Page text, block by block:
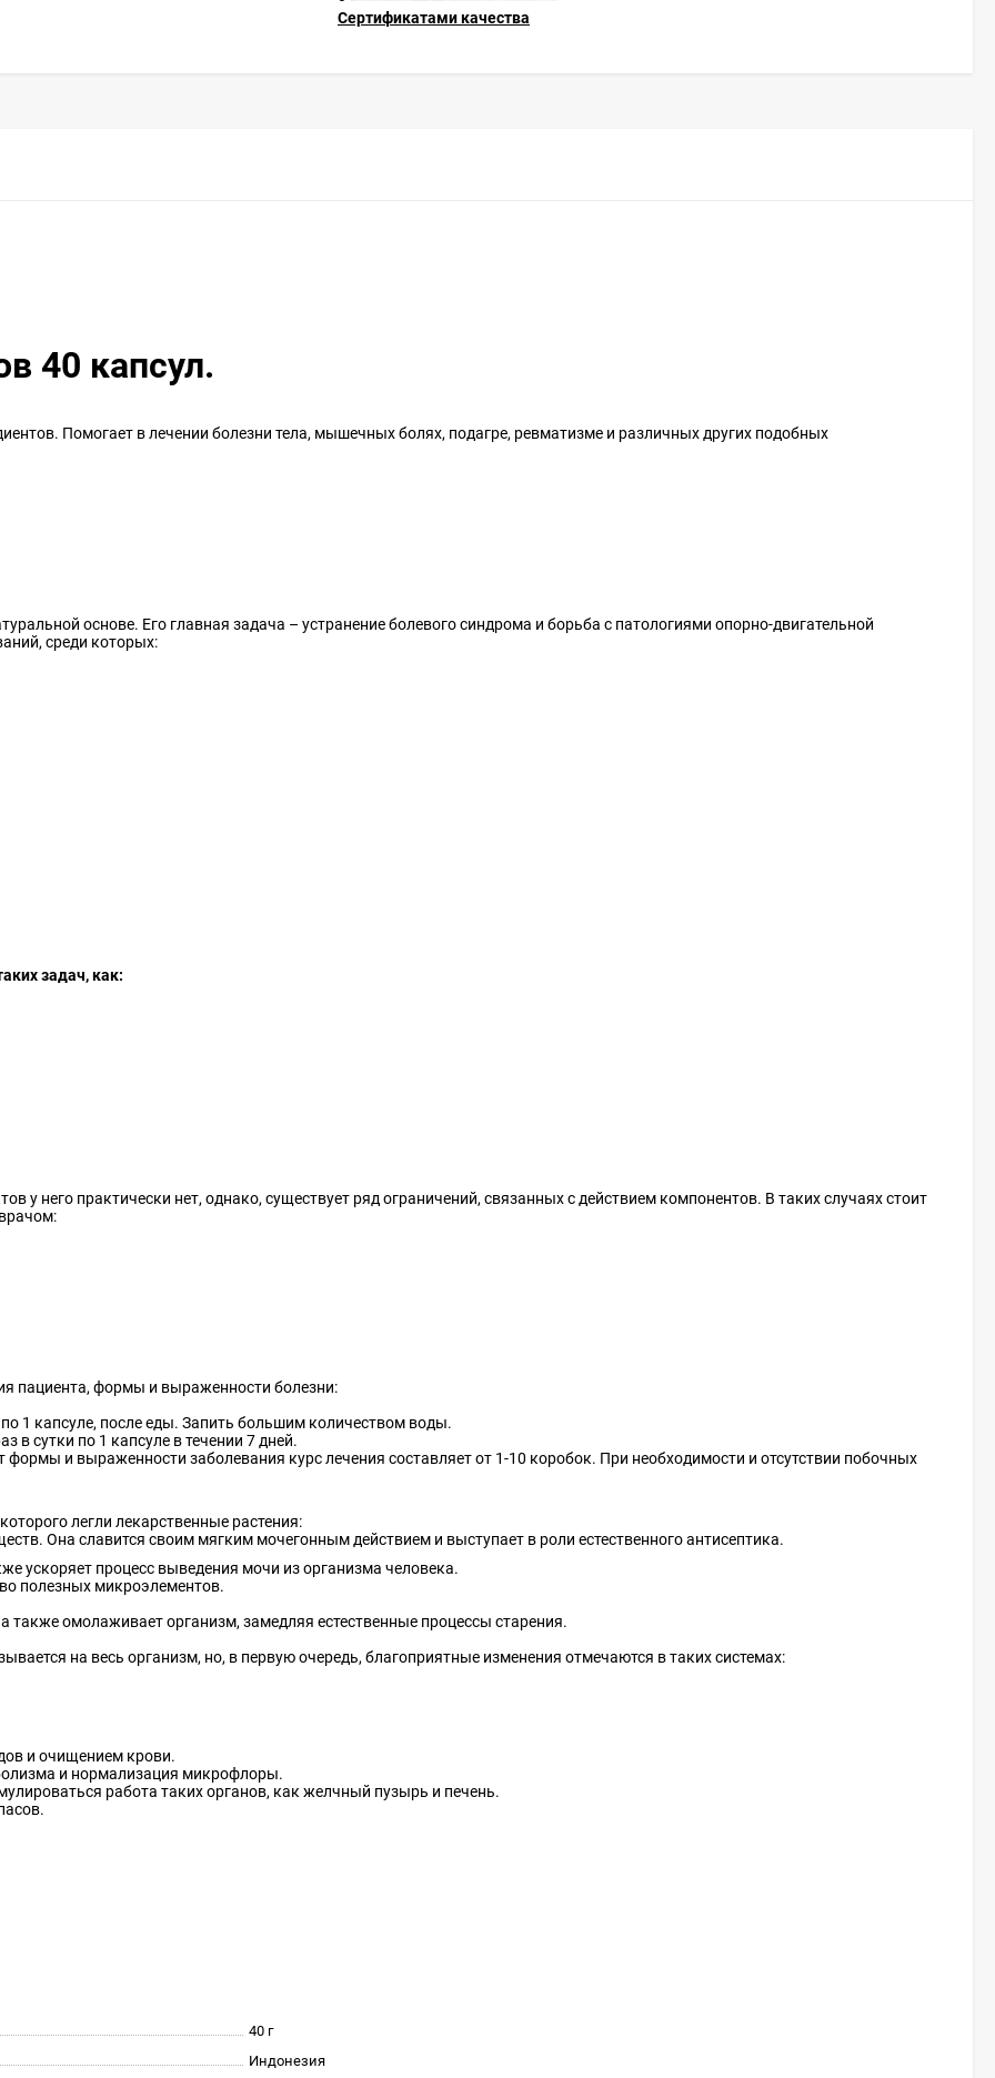
Сертификатами качества
40 капсул.
Помогает в лечении болезни тела, мышечных болях, подагре, ревматизме и различных других подобных
основе. Его главная задача – устранение болевого синдрома и борьба с патологиями опорно-двигательной
среди которых:
задач, как:
у него практически нет, однако, существует ряд ограничений, связанных с действием компонентов. В таких случаях стоит
пациента, формы и выраженности болезни:
1 капсуле, после еды. Запить большим количеством воды.
в сутки по 1 капсуле в течении 7 дней.
и выраженности заболевания курс лечения составляет от 1-10 коробок. При необходимости и отсутствии побочных
легли лекарственные растения:
Она славится своим мягким мочегонным действием и выступает в роли естественного антисептика.
ускоряет процесс выведения мочи из организма человека.
полезных микроэлементов.
также омолаживает организм, замедляя естественные процессы старения.
на весь организм, но, в первую очередь, благоприятные изменения отмечаются в таких системах:
и очищением крови.
и нормализация микрофлоры.
работа таких органов, как желчный пузырь и печень.
40 г
Индонезия